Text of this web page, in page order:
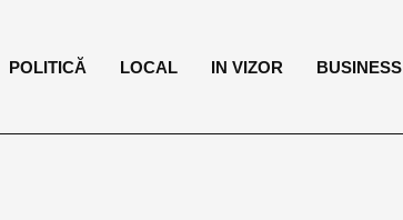
POLITICĂ LOCAL IN VIZOR BUSINESS